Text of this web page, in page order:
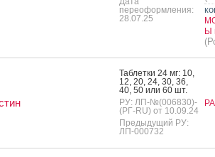
переоформления:
28.07.25
Ы
Таб­летки 24 мг: 10,
12, 20, 24, 30, 36,
40, 50 или 60 шт.
РУ: ЛП-№(006830)-
(РГ-RU) от 10.09.24
Предыдущий РУ:
ЛП-000732